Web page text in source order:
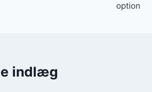
option
indlæg